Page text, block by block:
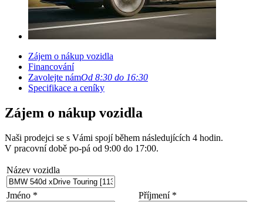
Zájem o nákup vozidla
Financování
Zavolejte námOd 8:30 do 16:30
Specifikace a ceníky
Zájem o nákup vozidla
Naši prodejci se s Vámi spojí během následujících 4 hodin.
V pracovní době po-pá od 9:00 do 17:00.
Název vozidla
Jméno * Příjmení *